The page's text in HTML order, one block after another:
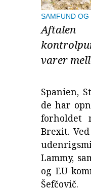
SAMFUND OG
varer
Spanien,
de har
forholdet
Brexit.
Lammy,
og EU-
Šefčovič.